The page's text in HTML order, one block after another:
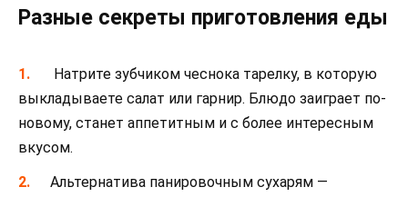
Разные секреты приготовления еды
Натрите зубчиком чеснока тарелку, в которую
выкладываете салат или гарнир. Блюдо заиграет по-
новому, станет аппетитным и с более интересным
вкусом.
Альтернатива панировочным сухарям —